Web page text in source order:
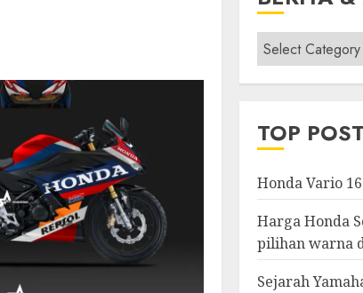
Berita
&
Modifikasi
TOP
Honda Vario
Harga Honda
pilihan warna
Sejarah